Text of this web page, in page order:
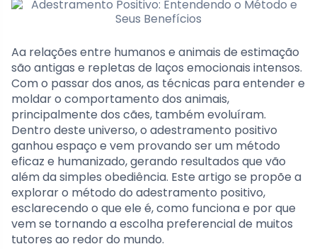
Aa relações entre humanos e animais de estimação
são antigas e repletas de laços emocionais intensos.
Com o passar dos anos, as técnicas para entender e
moldar o comportamento dos animais,
principalmente dos cães, também evoluíram.
Dentro deste universo, o adestramento positivo
ganhou espaço e vem provando ser um método
eficaz e humanizado, gerando resultados que vão
além da simples obediência. Este artigo se propõe a
explorar o método do adestramento positivo,
esclarecendo o que ele é, como funciona e por que
vem se tornando a escolha preferencial de muitos
tutores ao redor do mundo.